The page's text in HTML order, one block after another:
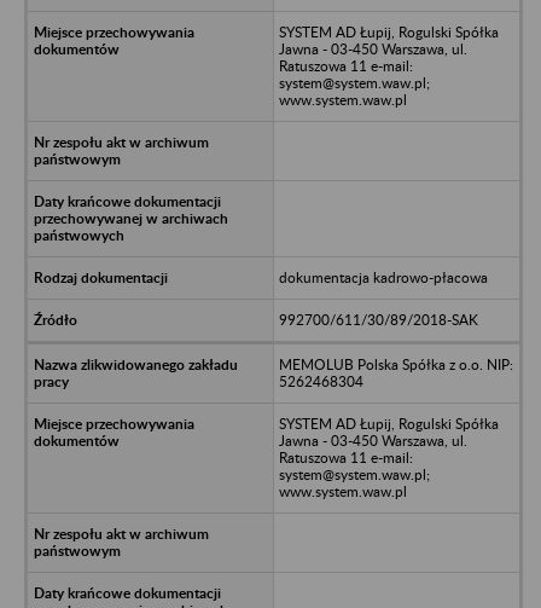
SYSTEM AD Łupij, Rogulski Spółka
Jawna - 03-450 Warszawa, ul.
Ratuszowa 11 e-mail:
system@system.waw.pl;
www.system.waw.pl
dokumentacja kadrowo-płacowa
992700/611/30/89/2018-SAK
MEMOLUB Polska Spółka z o.o. NIP:
5262468304
SYSTEM AD Łupij, Rogulski Spółka
Jawna - 03-450 Warszawa, ul.
Ratuszowa 11 e-mail:
system@system.waw.pl;
www.system.waw.pl